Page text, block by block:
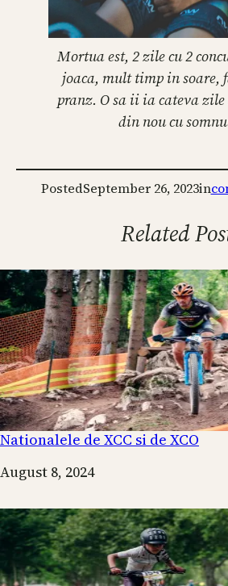
Mortua est, 2 zile cu 2
joaca, mult timp in soare,
pranz. O sa ii ia cateva zile
din nou cu
PostedSeptember 26, 2023in
Related
Nationalele de XCC si de XCO
Date
August 8, 2024